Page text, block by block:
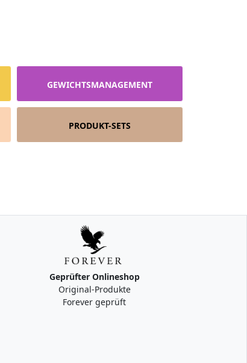
GEWICHTSMANAGEMENT
PRODUKT-SETS
Geprüfter Onlineshop
Original-Produkte
Forever geprüft